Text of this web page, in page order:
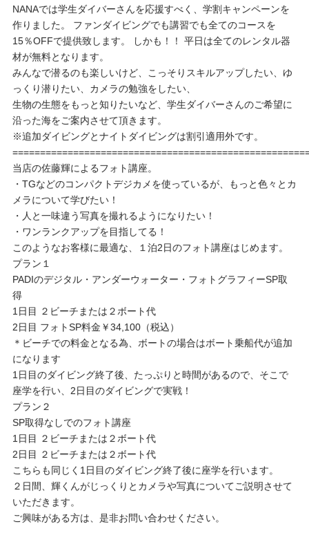
NANAでは学生ダイバーさんを応援すべく、学割キャンペーンを
作りました。 ファンダイビングでも講習でも全てのコースを
15％OFFで提供致します。 しかも！！ 平日は全てのレンタル器
材が無料となります。
みんなで潜るのも楽しいけど、こっそりスキルアップしたい、ゆ
っくり潜りたい、カメラの勉強をしたい、
生物の生態をもっと知りたいなど、学生ダイバーさんのご希望に
沿った海をご案内させて頂きます。
※追加ダイビングとナイトダイビングは割引適用外です。
当店の佐藤輝によるフォト講座。
・TGなどのコンパクトデジカメを使っているが、もっと色々とカ
メラについて学びたい！
・人と一味違う写真を撮れるようになりたい！
・ワンランクアップを目指してる！
このようなお客様に最適な、１泊2日のフォト講座はじめます。
プラン１
PADIのデジタル・アンダーウォーター・フォトグラフィーSP取
得
1日目 ２ビーチまたは２ボート代
2日目 フォトSP料金￥34,100（税込）
＊ビーチでの料金となる為、ボートの場合はボート乗船代が追加
になります
1日目のダイビング終了後、たっぷりと時間があるので、そこで
座学を行い、2日目のダイビングで実戦！
プラン２
SP取得なしでのフォト講座
1日目 ２ビーチまたは２ボート代
2日目 ２ビーチまたは２ボート代
こちらも同じく1日目のダイビング終了後に座学を行います。
２日間、輝くんがじっくりとカメラや写真についてご説明させて
いただきます。
ご興味がある方は、是非お問い合わせください。